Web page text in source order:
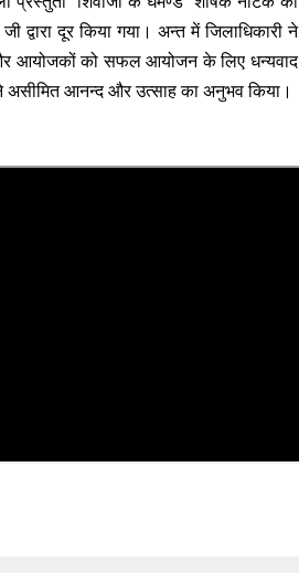
दूर किया गया। अन्त में जिलाधिकारी ने
आयोजकों को सफल आयोजन के लिए धन्यवाद
आनन्द और उत्साह का अनुभव किया।